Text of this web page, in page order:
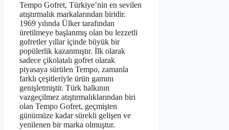
Tempo Gofret, Türkiye’nin en sevilen
atıştırmalık markalarından biridir.
1969 yılında Ülker tarafından
üretilmeye başlanmış olan bu lezzetli
gofretler yıllar içinde büyük bir
popülerlik kazanmıştır. İlk olarak
sadece çikolatalı gofret olarak
piyasaya sürülen Tempo, zamanla
farklı çeşitleriyle ürün gamını
genişletmiştir. Türk halkının
vazgeçilmez atıştırmalıklarından biri
olan Tempo Gofret, geçmişten
günümüze kadar sürekli gelişen ve
yenilenen bir marka olmuştur.